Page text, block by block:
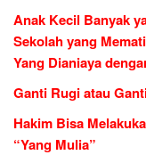
Anak Kecil Banyak
Sekolah yang
Yang Dianiaya
Ganti Rugi atau
Hakim Bisa
“Yang Mulia”